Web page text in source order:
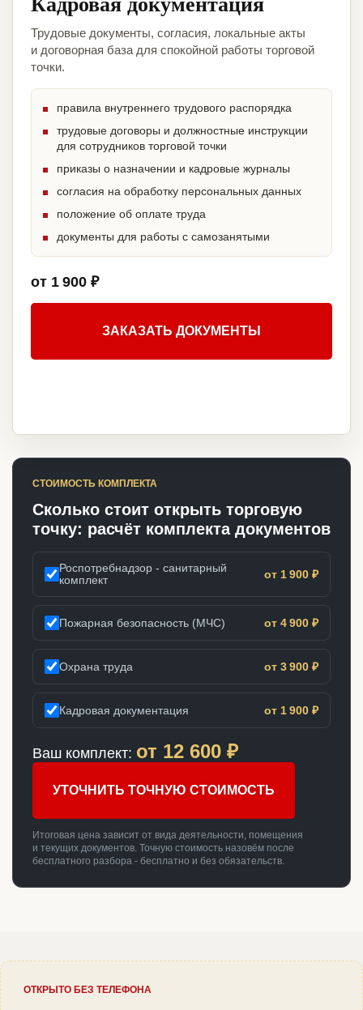
Трудовые документы, согласия, локальные акты
и договорная база для спокойной работы торговой
точки.
правила внутреннего трудового распорядка
трудовые договоры и должностные инструкции
для сотрудников торговой точки
приказы о назначении и кадровые журналы
согласия на обработку персональных данных
положение об оплате труда
документы для работы с самозанятыми
от 1 900 ₽
ЗАКАЗАТЬ ДОКУМЕНТЫ
СТОИМОСТЬ КОМПЛЕКТА
Сколько стоит открыть торговую
точку: расчёт комплекта документов
Роспотребнадзор - санитарный
комплект
от 1 900 ₽
Пожарная безопасность (МЧС) от 4 900 ₽
Охрана труда от 3 900 ₽
Кадровая документация от 1 900 ₽
Ваш комплект: от 12 600 ₽
УТОЧНИТЬ ТОЧНУЮ СТОИМОСТЬ
Итоговая цена зависит от вида деятельности, помещения
и текущих документов. Точную стоимость назовём после
бесплатного разбора - бесплатно и без обязательств.
ОТКРЫТО БЕЗ ТЕЛЕФОНА